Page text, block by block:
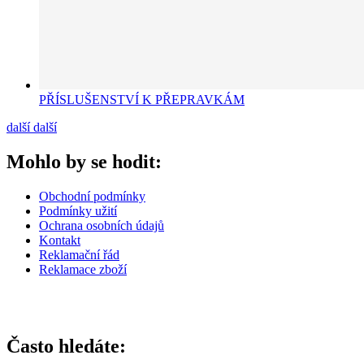
PŘÍSLUŠENSTVÍ K PŘEPRAVKÁM
další další
Mohlo by se hodit:
Obchodní podmínky
Podmínky užití
Ochrana osobních údajů
Kontakt
Reklamační řád
Reklamace zboží
Často hledáte: